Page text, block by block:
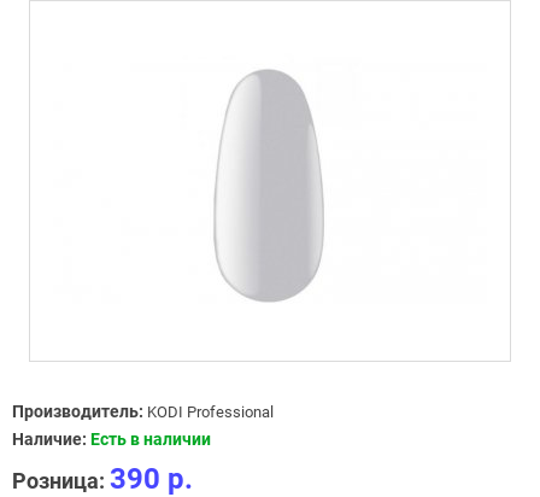
Производитель: KODI Professional
Наличие: Есть в наличии
Розница: 390 р.